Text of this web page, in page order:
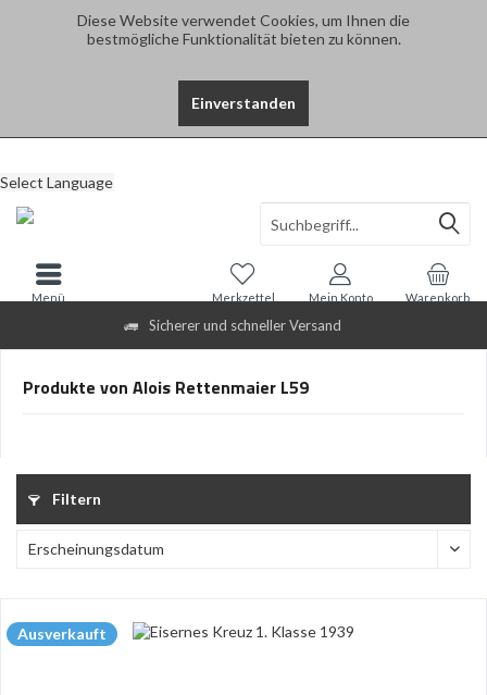
Diese Website verwendet Cookies, um Ihnen die
bestmögliche Funktionalität bieten zu können.
Einverstanden
Sicherer und schneller Versand
Select Language
Warenkorb
Merkzettel Mein Konto
Menü
Produkte von Alois Rettenmaier L59
Filtern
Ausverkauft